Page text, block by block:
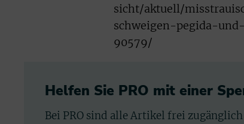
sicht/aktuell/
schweigen-pegida-
90579/
Helfen Sie PRO mit einer
Bei PRO sind alle Artikel frei